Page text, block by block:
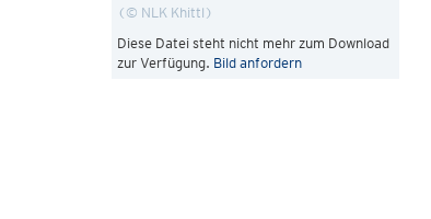
© NLK Khittl
Diese Datei steht nicht mehr zum Download
zur Verfügung. Bild anfordern